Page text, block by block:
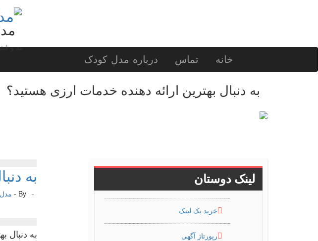
مد و
خانه تماس درباره مدل کودک
به دنبال بهترین ارائه دهنده خدمات ارزی هستید؟
به
By - -
به دنبال
لینک دوستان
خرید بک لینک
رپورتاژ آگهی